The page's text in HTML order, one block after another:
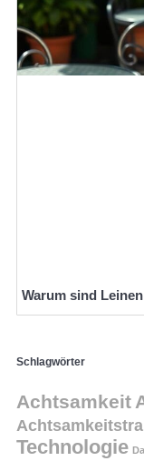
Warum sind
Schlagwörter
Achtsamkeit
Technologie